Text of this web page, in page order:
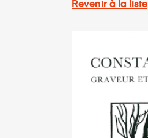
Revenir à la liste